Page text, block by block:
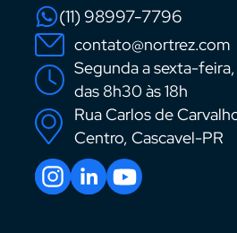
(11) 98997-7796
contato@nortrez.com
Segunda a sexta-feira,
das 8h30 às 18h
Rua Carlos de
Centro, Cascavel-PR